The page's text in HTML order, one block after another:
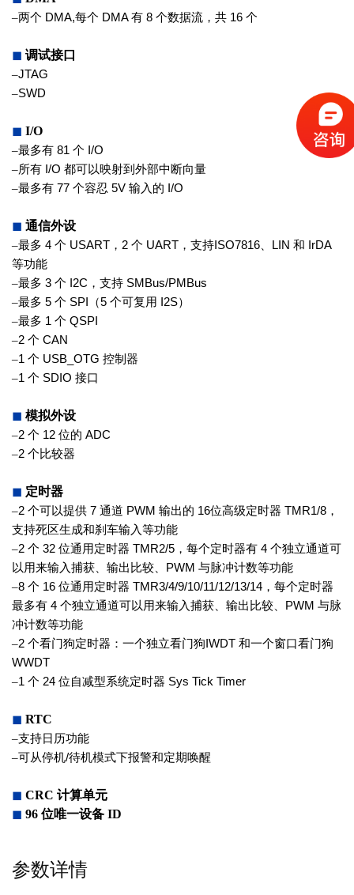
–两个 DMA,每个 DMA有 8 个数据流， 共 16 个
◼ 调试接口
–JTAG
–SWD
◼ I/O
–最多有 81 个 I/O
–所有 I/O 都可以映射到外部中断向量
–最多有 77 个容忍 5V 输入的 I/O
◼ 通信外设
–最多 4 个 USART ， 2 个 UART ，支持 ISO7816 LIN 和
IrDA
等功能
–最多 3 个 I2C ，支持 SMBus/PMBus
–最多 5 个 SPI （5 个可复用 I2S）
–最多 1 个 QSPI
–2 个 CAN
–1 个 USB_OTG 控制器
–1 个 SDIO 接口
◼ 模拟外设
–2 个 12 位的 ADC
–2 个比较器
◼ 定时器
–2 个可以提供 7 通道 PWM 输出的 16位高级定时器 TMR1/8 ，
支持死区生成和刹车输入等功能
–2 个 32 位通用定时器 TMR2/5 ，每个定时器有 4 个独立通道可
以用来输入捕获、输出比较、 PWM 与脉冲计数等功能
–8 个 16 位通用定时器 TMR3/4/9/10/11/12/13/14 ，每个定时器
最多有 4 个独立通道可以用来输入捕获、输出比较、 PWM 与脉
冲计数等功能
–2 个看门狗定时器：一个独立看门狗 IWDT 和一个窗口看门狗
WWDT
–1 个 24 位自减型系统定时器 Sys Tick Timer
◼ RTC
–支持日历功能
–可从停机/待机模式下报警和定期唤醒
◼ CRC 计算单元
◼ 96 位唯一设备 ID
参数详情